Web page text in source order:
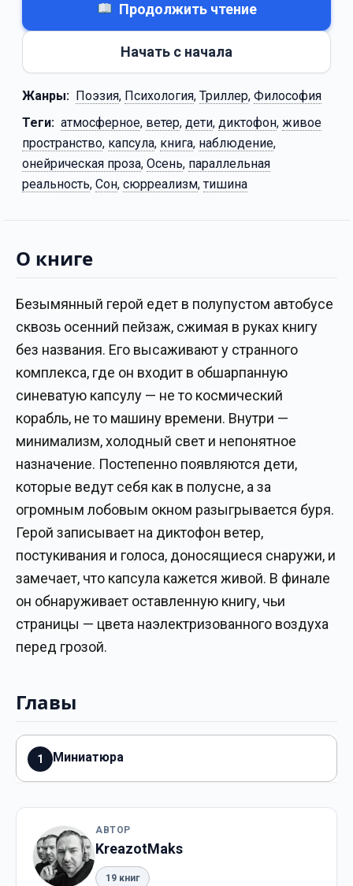
Продолжить чтение
Начать с начала
Жанры: Поэзия, Психология, Триллер, Философия
Теги: атмосферное, ветер, дети, диктофон, живое
пространство, капсула, книга, наблюдение,
онейрическая проза, Осень, параллельная
реальность, Сон, сюрреализм, тишина
О книге
Безымянный герой едет в полупустом автобусе
сквозь осенний пейзаж, сжимая в руках книгу
без названия. Его высаживают у странного
комплекса, где он входит в обшарпанную
синеватую капсулу — не то космический
корабль, не то машину времени. Внутри —
минимализм, холодный свет и непонятное
назначение. Постепенно появляются дети,
которые ведут себя как в полусне, а за
огромным лобовым окном разыгрывается буря.
Герой записывает на диктофон ветер,
постукивания и голоса, доносящиеся снаружи, и
замечает, что капсула кажется живой. В финале
он обнаруживает оставленную книгу, чьи
страницы — цвета наэлектризованного воздуха
перед грозой.
Главы
1 Миниатюра
АВТОР
KreazotMaks
19 книг